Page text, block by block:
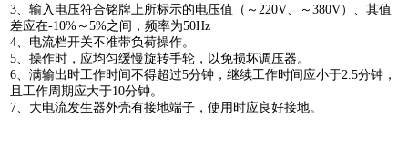
3、输入电压符合铭牌上所标示的电压值（～220V、～380V）、其值
差应在-10%～5%之间，频率为50Hz
4、电流档开关不准带负荷操作。
5、操作时，应均匀缓慢旋转手轮，以免损坏调压器。
6、满输出时工作时间不得超过5分钟，继续工作时间应小于2.5分钟，
且工作周期应大于10分钟。
7、大电流发生器外壳有接地端子，使用时应良好接地。